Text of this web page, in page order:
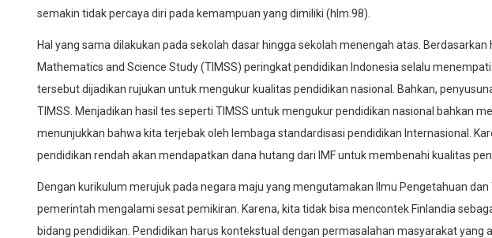
semakin tidak percaya diri pada kemampuan yang dimiliki (hlm.98).
Hal yang sama dilakukan pada sekolah dasar hingga sekolah menengah atas. Berdasarkan
Mathematics and Science Study (TIMSS) peringkat pendidikan Indonesia selalu
tersebut dijadikan rujukan untuk mengukur kualitas pendidikan nasional. Bahkan,
TIMSS. Menjadikan hasil tes seperti TIMSS untuk mengukur pendidikan nasional bahkan
menunjukkan bahwa kita terjebak oleh lembaga standardisasi pendidikan Internasional.
pendidikan rendah akan mendapatkan dana hutang dari IMF untuk membenahi kualitas
Dengan kurikulum merujuk pada negara maju yang mengutamakan Ilmu Pengetahuan dan
pemerintah mengalami sesat pemikiran. Karena, kita tidak bisa mencontek Finlandia
bidang pendidikan. Pendidikan harus kontekstual dengan permasalahan masyarakat yang